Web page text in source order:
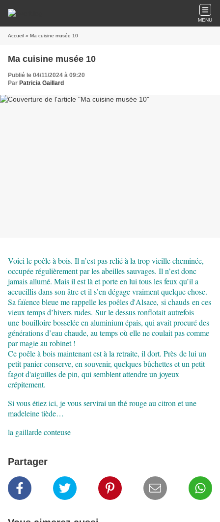
MENU
Accueil » Ma cuisine musée 10
Ma cuisine musée 10
Publié le 04/11/2024 à 09:20
Par Patricia Gaillard
Voici le poêle à bois. Il n’est pas relié à la trop vieille cheminée,
occupée régulièrement par les abeilles sauvages. Il n’est donc
jamais allumé. Mais il est là et porte en lui tous les feux qu’il a
accueillis dans son âtre et il s’en dégage vraiment quelque chose.
Sa faïence bleue me rappelle les poêles d'Alsace, si chauds en ces
vieux temps d’hivers rudes. Sur le dessus ronflotait autrefois
une bouilloire bosselée en aluminium épais, qui avait procuré des
générations d’eau chaude, au temps où elle ne coulait pas comme
par magie au robinet !
Ce poêle à bois maintenant est à la retraite, il dort. Près de lui un
petit panier conserve, en souvenir, quelques bûchettes et un petit
fagot d'aiguilles de pin, qui semblent attendre un joyeux
crépitement.
Si vous étiez ici, je vous servirai un thé rouge au citron et une
madeleine tiède…
la gaillarde conteuse
Partager